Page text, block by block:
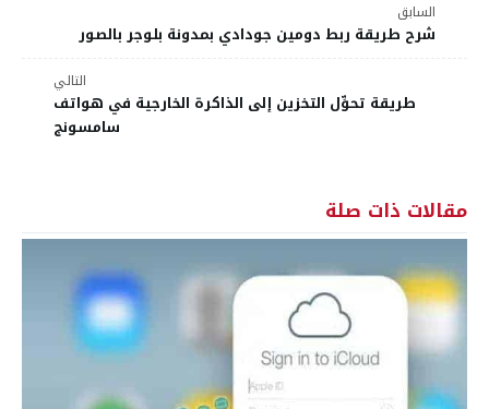
السابق
شرح طريقة ربط دومين جودادي بمدونة بلوجر بالصور
التالي
طريقة تحوِّل التخزين إلى الذاكرة الخارجية في هواتف
سامسونج
مقالات ذات صلة